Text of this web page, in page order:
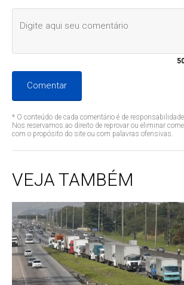
Comentar
* O conteúdo de cada comentário é de
Nos reservamos ao direito de reprovar ou eliminar
com o propósito do site ou com palavras ofensivas.
VEJA TAMBÉM